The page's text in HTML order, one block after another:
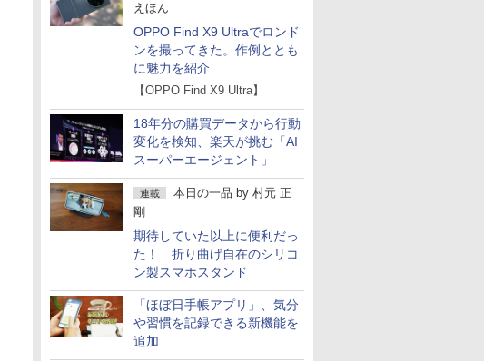
えほん
OPPO Find X9 Ultraでロンド
ンを撮ってきた。作例ととも
に魅力を紹介
【OPPO Find X9 Ultra】
18年分の購買データから行動
変化を検知、楽天が挑む「AI
スーパーエージェント」
連載 本日の一品 by 村元 正
剛
期待していた以上に便利だっ
た！ 折り曲げ自在のシリコ
ン製スマホスタンド
「ほぼ日手帳アプリ」、気分
や習慣を記録できる新機能を
追加